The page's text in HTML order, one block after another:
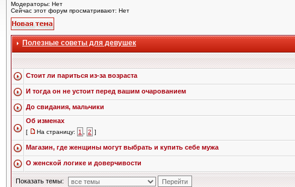
Модераторы: Нет
Сейчас этот форум просматривают: Нет
Полезные советы для девушек
Стоит ли париться из-за возраста
И тогда он не устоит перед вашим очарованием
До свидания, мальчики
Об изменах
[ На страницу: 1 2 ]
Магазин, где женщины могут выбрать и купить себе мужа
О женской логике и доверчивости
Показать темы: